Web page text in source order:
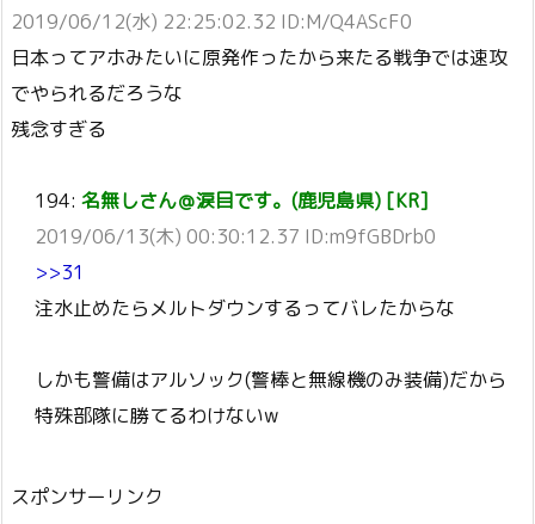
2019/06/12(水) 22:25:02.32 ID:M/Q4AScF0
日本ってアホみたいに原発作ったから来たる戦争では速攻
でやられるだろうな
残念すぎる
194: 名無しさん＠涙目です。(鹿児島県) [KR]
2019/06/13(木) 00:30:12.37 ID:m9fGBDrb0
>>31
注水止めたらメルトダウンするってバレたからな
しかも警備はアルソック(警棒と無線機のみ装備)だから
特殊部隊に勝てるわけないw
スポンサーリンク